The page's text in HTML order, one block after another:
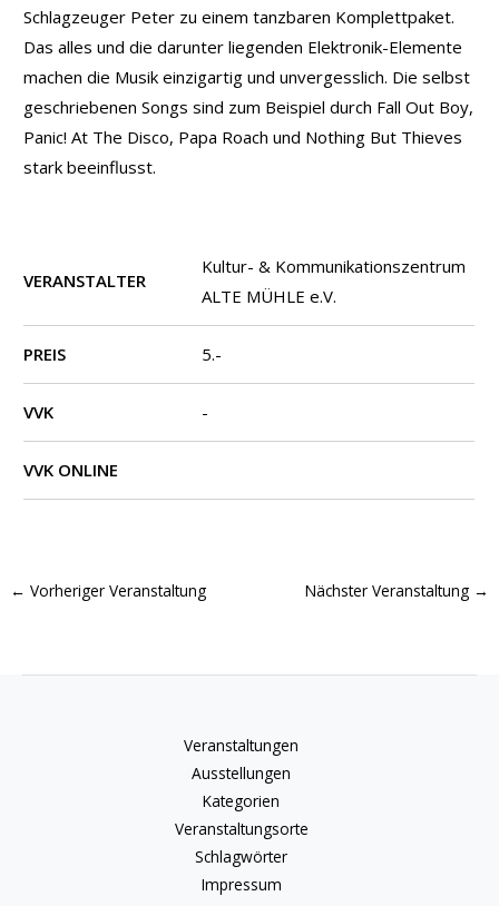
Schlagzeuger Peter zu einem tanzbaren Komplettpaket.
Das alles und die darunter liegenden Elektronik-Elemente
machen die Musik einzigartig und unvergesslich. Die selbst
geschriebenen Songs sind zum Beispiel durch Fall Out Boy,
Panic! At The Disco, Papa Roach und Nothing But Thieves
stark beeinflusst.
VERANSTALTER
Kultur- & Kommunikationszentrum
ALTE MÜHLE e.V.
PREIS 5.-
VVK -
VVK ONLINE
← Vorheriger Veranstaltung Nächster Veranstaltung →
Veranstaltungen
Ausstellungen
Kategorien
Veranstaltungsorte
Schlagwörter
Impressum